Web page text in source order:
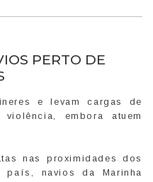
PERTO DE
e levam cargas de
embora atuem
nas proximidades dos
navios da Marinha